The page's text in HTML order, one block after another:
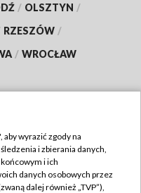
/ OLSZTYN /
RZESZÓW /
/ WROCŁAW
TVP
wyrazić zgody na
i zbierania danych,
i ich
danych osobowych przez
dalej również „TVP”),